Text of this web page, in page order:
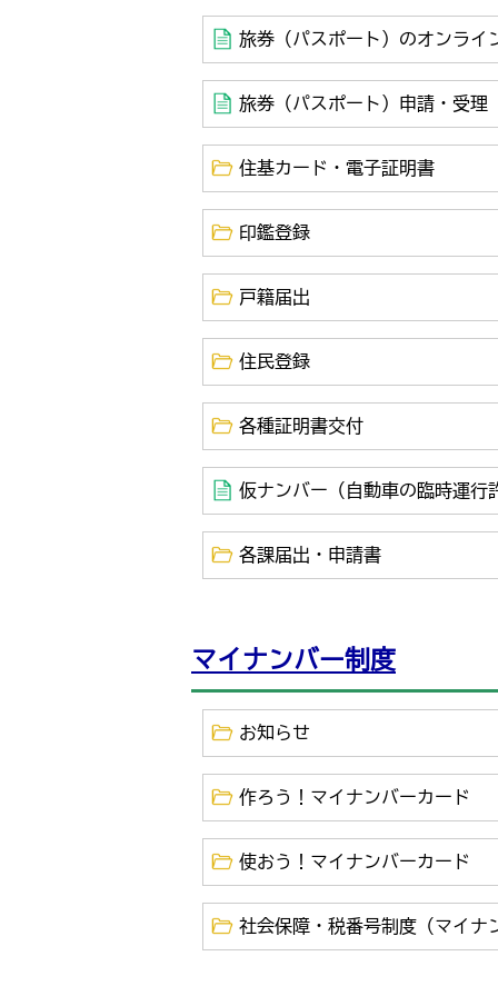
旅券（パスポート）のオンライ
旅券（パスポート）申請・受理
住基カード・電子証明書
印鑑登録
戸籍届出
住民登録
各種証明書交付
仮ナンバー（自動車の臨時運行
各課届出・申請書
マイナンバー制度
お知らせ
作ろう！マイナンバーカード
使おう！マイナンバーカード
社会保障・税番号制度（マイナ